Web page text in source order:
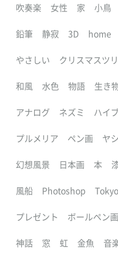
吹奏楽 女性 家 小鳥
鉛筆 静寂 3D home
やさしい クリスマスツ
和風 水色 物語 生き
アナログ ネズミ ハイ
プルメリア ペン画 ヤ
幻想風景 日本画 本
風船 Photoshop Tokyo
プレゼント ボールペン画
神話 窓 虹 金魚 音